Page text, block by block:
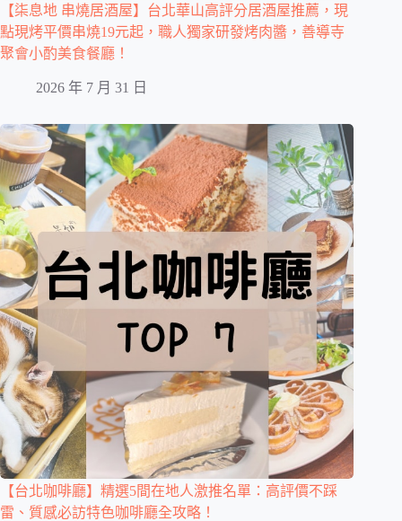
【柒息地 串燒居酒屋】台北華山高評分居酒屋推薦，現
點現烤平價串燒19元起，職人獨家研發烤肉醬，善導寺
聚會小酌美食餐廳！
2026 年 7 月 31 日
【台北咖啡廳】精選5間在地人激推名單：高評價不踩
雷、質感必訪特色咖啡廳全攻略！